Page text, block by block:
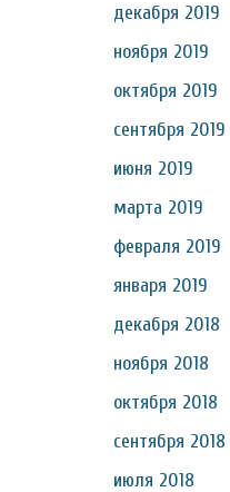
декабря 2019
ноября 2019
октября 2019
сентября 2019
июня 2019
марта 2019
февраля 2019
января 2019
декабря 2018
ноября 2018
октября 2018
сентября 2018
июля 2018